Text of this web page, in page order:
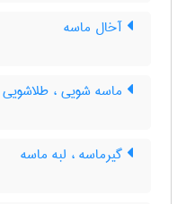
آخال ماسه
ماسه شویی ، طلاشویی
گیرماسه ، لبه ماسه